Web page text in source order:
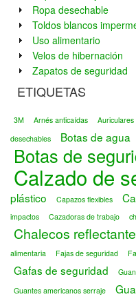
Ropa desechable
Toldos blancos
Uso alimentario
Velos de hibernación
Zapatos de seguridad
ETIQUETAS
3M Arnés anticaídas
desechables
Botas de agua
Botas de
Calzado de
plástico
Capazos flexibles
impactos
Cazadoras de trabajo
Chalecos
alimentaria
Fajas de seguridad
Gafas de seguridad
Guantes americanos serraje